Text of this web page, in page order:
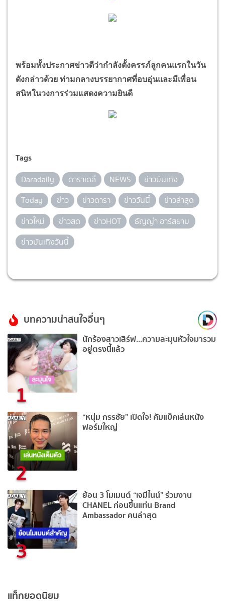
พร้อมทั้งประกาศข่าวดีว่ากำลังตั้งครรภ์ลูกคนแรกในวัน
ดังกล่าวด้วย ท่ามกลางบรรยากาศที่อบอุ่นและมีเพื่อน
สนิทในวงการร่วมแสดงความยินดี
Tags
Daradaily ดาราเดลี่ NEWS
ข่าวบันเทิง
Today
ข่าว ข่าวดารา ข่าววันนี้
ข่าวล่าสุด
ข่าวใหม่
ข่าวสด ข่าวHOT
ธัญญ่า อาร์สยาม
ข่าวบันเทิงวันนี้
บทความน่าสนใจอื่นๆ
1
นักร้องสาวเสิร์ฟ...ความละมุนหัวใจมารวม
อยู่ตรงนี้แล้ว
2
“หนุ่ม กรรชัย” เปิดใจ! คัมแบ็คเล่นหนัง
ฟอร์มใหญ่
3
ย้อน 3 โมเมนต์ “เจมีไนน์” ร่วมงาน
CHANEL ก่อนขึ้นแท่น Brand
Ambassador คนล่าสุด
แท็กยอดนิยม